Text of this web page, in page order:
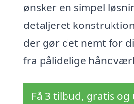
ønsker en simpel
detaljeret
der gør det nemt for
fra pålidelige
Få 3 tilbud, gratis